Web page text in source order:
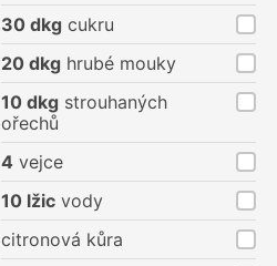
30 dkg cukru
20 dkg hrubé mouky
10 dkg strouhaných
ořechů
4 vejce
10 lžic vody
citronová kůra